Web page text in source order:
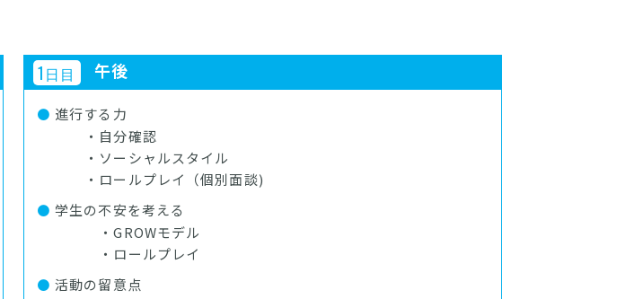
1 日目 午後
進行する力
・自分確認
・ソーシャルスタイル
・ロールプレイ（個別面談)
学生の不安を考える
・GROWモデル
・ロールプレイ
活動の留意点